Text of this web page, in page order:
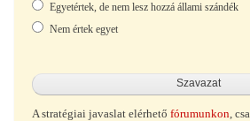
Egyetértek, de nem lesz hozzá állami szándék
Nem értek egyet
A stratégiai javaslat elérhető fórumunkon ,